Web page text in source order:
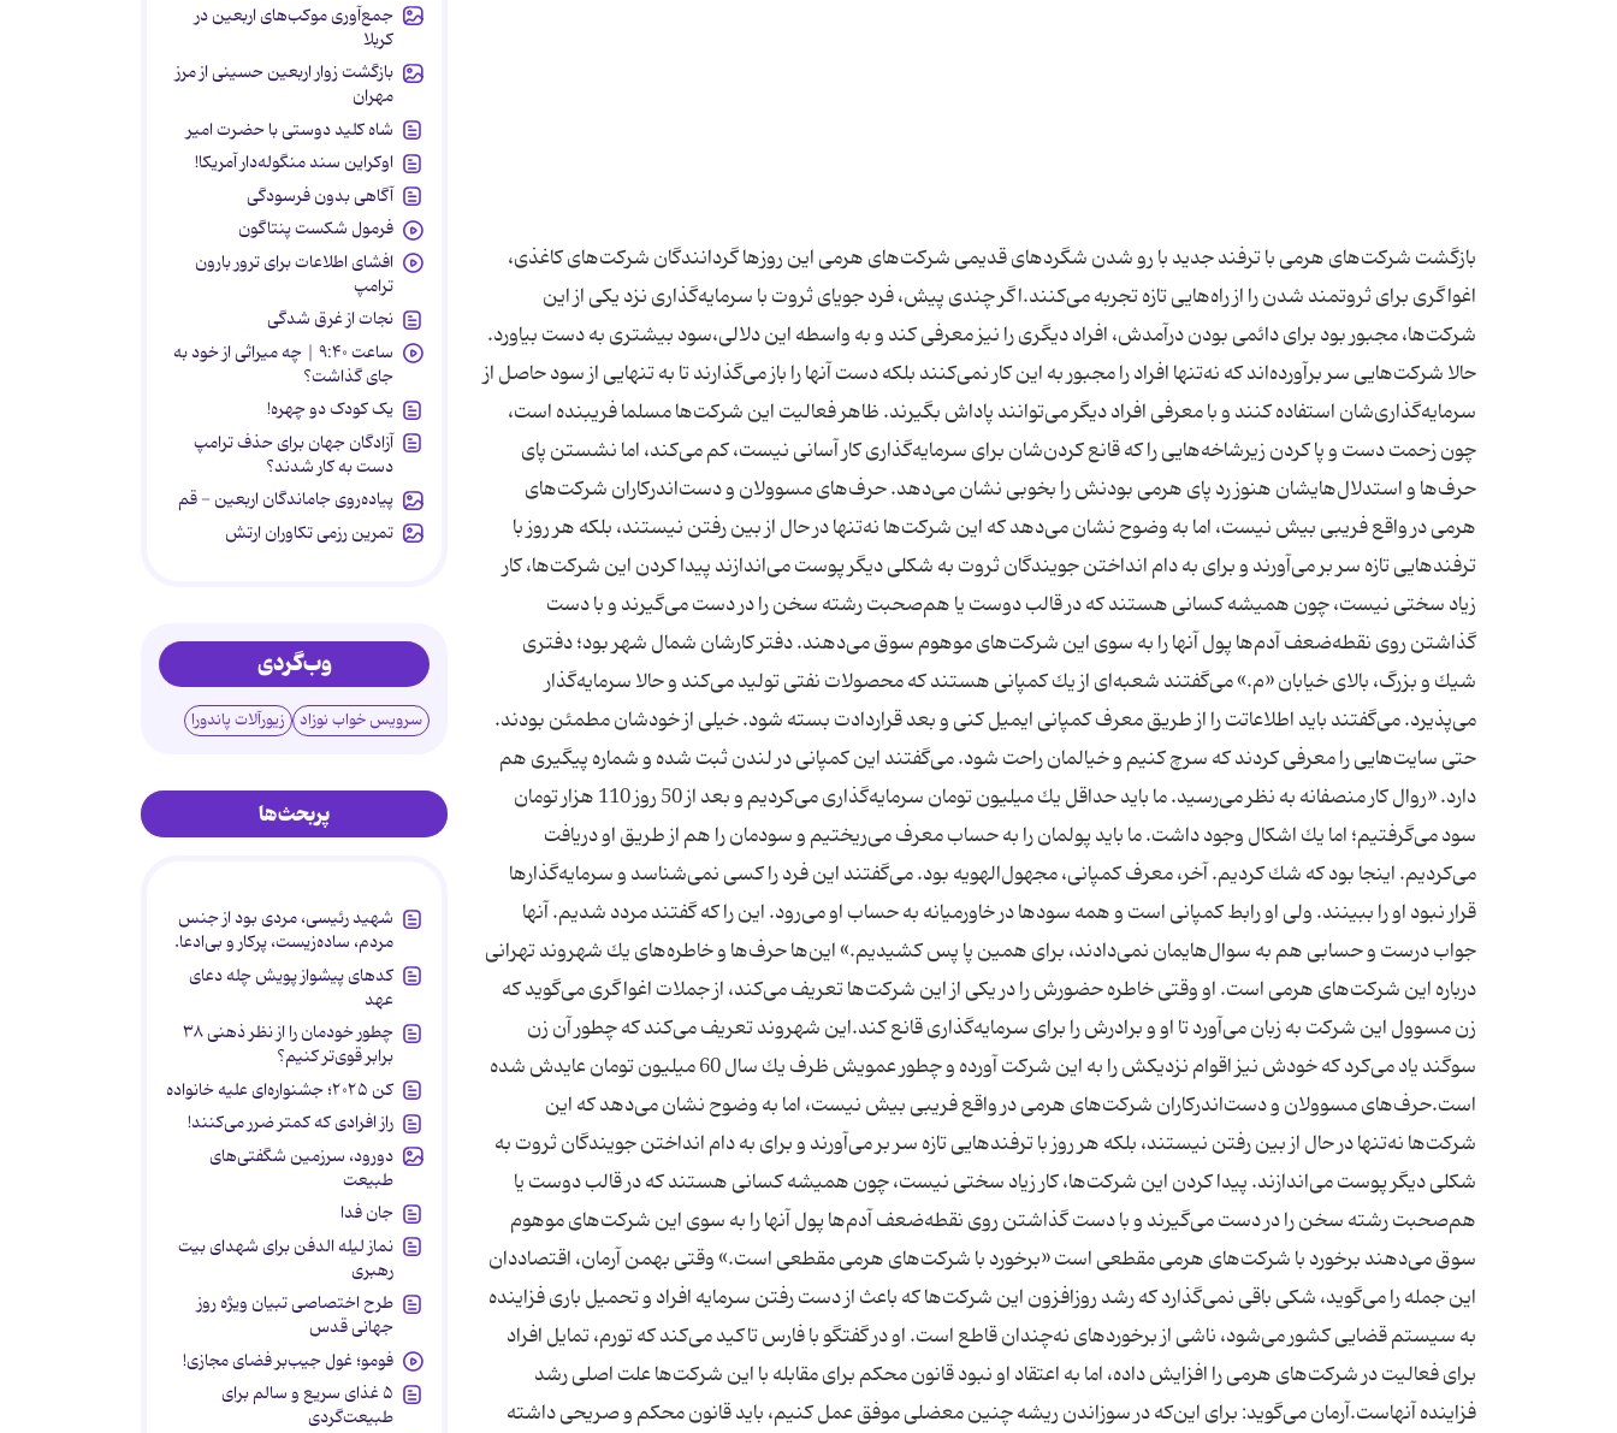
بازگشت شركت‌های هرمی با ترفند جدید با رو شدن شگردهای قدیمی شركت‌های هرمی این روزها گردانندگان شركت‌های كاغذی،
اغواگری برای ثروتمند شدن را از راه‌هایی تازه تجربه می‌كنند.اگر چندی پیش، فرد جویای ثروت با سرمایه‌گذاری نزد یكی از این
شركت‌ها، مجبور بود برای دائمی بودن درآمدش،‌ افراد دیگری را نیز معرفی كند و به واسطه این دلالی،سود بیشتری به دست بیاورد.
حالا شركت‌هایی سر برآورده‌اند كه نه‌تنها افراد را مجبور به این كار نمی‌كنند بلكه دست آنها را باز می‌گذارند تا به تنهایی از سود حاصل از
سرمایه‌گذاری‌شان استفاده كنند و با معرفی افراد دیگر می‌توانند پاداش بگیرند. ظاهر فعالیت این شركت‌ها مسلما فریبنده است،
چون زحمت دست و پا كردن زیرشاخه‌هایی را كه قانع كردن‌شان برای سرمایه‌گذاری كار آسانی نیست، كم می‌كند، اما نشستن پای
حرف‌ها و استدلال‌هایشان هنوز رد پای هرمی بودنش را بخوبی نشان می‌دهد. حرف‌های مسوولان و دست‌اندركاران شركت‌های
هرمی در واقع فریبی بیش نیست، اما به وضوح نشان می‌دهد كه این شركت‌ها نه‌تنها در حال از بین رفتن نیستند، بلكه هر روز با
ترفندهایی تازه سر بر می‌آورند و برای به دام انداختن جویندگان ثروت به شكلی دیگر پوست می‌اندازند پیدا كردن این شركت‌ها، كار
زیاد سختی نیست، چون همیشه كسانی هستند كه در قالب دوست یا هم‌صحبت رشته سخن را در دست می‌گیرند و با دست
گذاشتن روی نقطه‌ضعف آدم‌ها پول آنها را به سوی این شركت‌های موهوم سوق می‌دهند. دفتر كارشان شمال شهر بود؛ دفتری
شیك و بزرگ، بالای خیابان «م.» می‌گفتند شعبه‌ای از یك كمپانی هستند كه محصولات نفتی تولید می‌كند و حالا سرمایه‌گذار
می‌پذیرد. می‌گفتند باید اطلاعاتت را از طریق معرف كمپانی ایمیل كنی و بعد قراردادت بسته شود. خیلی از خودشان مطمئن بودند.
حتی سایت‌هایی را معرفی كردند كه سرچ كنیم و خیالمان راحت شود. می‌گفتند این كمپانی در لندن ثبت شده و شماره پیگیری هم
دارد. «روال كار منصفانه به نظر می‌رسید. ما باید حداقل یك میلیون تومان سرمایه‌گذاری می‌‌كردیم و بعد از 50 روز 110 هزار تومان
سود می‌گرفتیم؛ اما یك اشكال وجود داشت. ما باید پولمان را به حساب معرف می‌ریختیم و سودمان را هم از طریق او دریافت
می‌كردیم. اینجا بود كه شك كردیم. آخر، معرف كمپانی، مجهول‌الهویه بود. می‌گفتند این فرد را كسی نمی‌شناسد و سرمایه‌گذار‌ها
قرار نبود او را ببینند. ولی او رابط كمپانی است و همه سودها در خاورمیانه به حساب او می‌رود. این را كه گفتند مردد شدیم. آنها
جواب درست و حسابی هم به سوال‌هایمان نمی‌دادند، برای همین پا پس كشیدیم.» این‌ها حرف‌ها و خاطره‌های یك شهروند تهرانی
درباره این شركت‌های هرمی است. او وقتی خاطره حضورش را در یكی از این شركت‌ها تعریف می‌كند، از جملات اغواگری می‌گوید كه
زن مسوول این شركت به زبان می‌آورد تا او و برادرش را برای سرمایه‌گذاری قانع كند.این شهروند تعریف می‌كند كه چطور آن زن
سوگند یاد می‌كرد كه خودش نیز اقوام نزدیكش را به این شركت آورده و چطور عمویش ظرف یك سال 60 میلیون تومان عایدش شده
است.حرف‌های مسوولان و دست‌اندركاران شركت‌های هرمی در واقع فریبی بیش نیست، اما به وضوح نشان می‌دهد كه این
شركت‌ها نه‌تنها در حال از بین رفتن نیستند، بلكه هر روز با ترفندهایی تازه سر بر می‌آورند و برای به دام انداختن جویندگان ثروت به
شكلی دیگر پوست می‌اندازند. پیدا كردن این شركت‌ها، كار زیاد سختی نیست، چون همیشه كسانی هستند كه در قالب دوست یا
هم‌صحبت رشته سخن را در دست می‌گیرند و با دست گذاشتن روی نقطه‌ضعف آدم‌ها پول آنها را به سوی این شركت‌های موهوم
سوق می‌دهند برخورد با شركت‌های هرمی مقطعی است «برخورد با شركت‌های هرمی مقطعی است.» وقتی بهمن آرمان، اقتصاددان
این جمله را می‌گوید، شكی باقی نمی‌گذارد كه رشد روزافزون این شركت‌ها كه باعث از دست رفتن سرمایه افراد و تحمیل باری فزاینده
به سیستم قضایی كشور می‌شود، ناشی از برخوردهای نه‌چندان قاطع است. او در گفتگو با فارس تاكید می‌كند كه تورم، تمایل افراد
برای فعالیت در شركت‌های هرمی را افزایش داده، اما به اعتقاد او نبود قانون محكم برای مقابله با این شركت‌ها علت اصلی رشد
فزاینده آنهاست.آرمان می‌گوید: برای این‌كه در سوزاندن ریشه چنین معضلی موفق عمل كنیم، باید قانون محكم و صریحی داشته
جمع‌آوری موکب‌های اربعین در
کربلا
بازگشت زوار اربعین حسینی از مرز
مهران
شاه کلید دوستی با حضرت امیر
اوکراین سند منگوله‌دار آمریکا!
آگاهی بدون فرسودگی
فرمول شکست پنتاگون
افشای اطلاعات برای ترور بارون
ترامپ
نجات از غرق شدگی
ساعت ۹:۴۰ | چه میراثی از خود به
جای گذاشت؟
یک کودک دو چهره!
آزادگان جهان برای حذف ترامپ
دست به کار شدند؟
پیاده‌روی جاماندگان اربعین - قم
تمرین رزمی تکاوران ارتش
وب‌گردی
سرویس خواب نوزاد زیورآلات پاندورا
پربحث‌ها
شهید رئیسی، مردی بود از جنس
مردم، ساده‌زیست، پرکار و بی‌ادعا.
کدهای پیشواز پویش چله دعای
عهد
چطور خودمان را از نظر ذهنی ۳۸
برابر قوی‌تر کنیم؟
کن ۲۰۲۵؛ جشنواره‌ای علیه خانواده
راز افرادی که کمتر ضرر می‌کنند!
دورود، سرزمین شگفتی‌های
طبیعت
جان فدا
نماز لیله الدفن برای شهدای بیت
رهبری
طرح اختصاصی تبیان ویژه روز
جهانی قدس
فومو؛ غول جیب‌بر فضای مجازی!
۵ غذای سریع و سالم برای
طبیعت‌گردی